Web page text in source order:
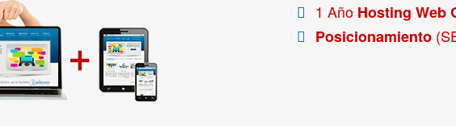
1 Año Hosting Web
Posicionamiento